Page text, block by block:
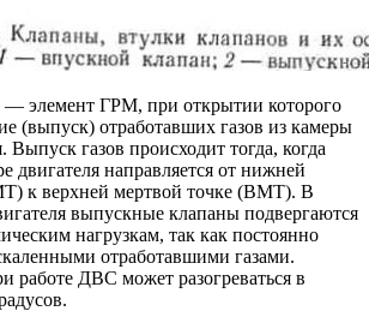
элемент ГРМ, при открытии которого
(выпуск) отработавших газов из камеры
Выпуск газов происходит тогда, когда
двигателя направляется от нижней
к верхней мертвой точке (ВМТ). В
выпускные клапаны подвергаются
нагрузкам, так как постоянно
отработавшими газами.
работе ДВС может разогреваться в